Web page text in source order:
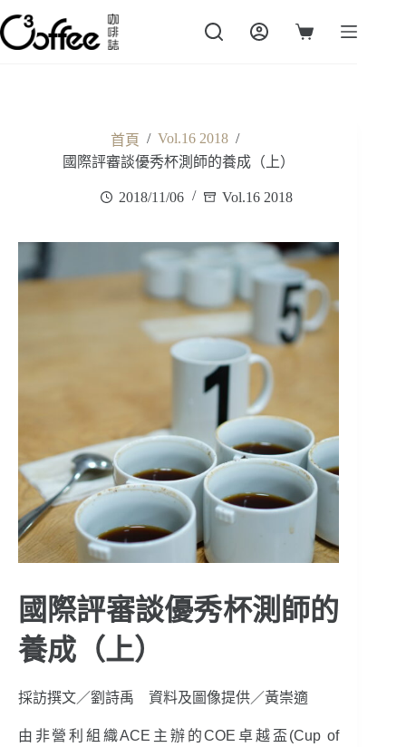
跳
至
主
購
首頁 / Vol.16 2018 /
國際評審談優秀杯測師的養成（上）
2018/11/06 Vol.16 2018
國際評審談優秀杯測師的
養成（上）
採訪撰文／劉詩禹 資料及圖像提供／黃崇適
由非營利組織ACE主辦的COE卓越盃(Cup of